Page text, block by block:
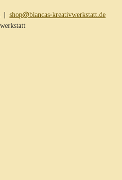
| shop@biancas-kreativwerkstatt.de